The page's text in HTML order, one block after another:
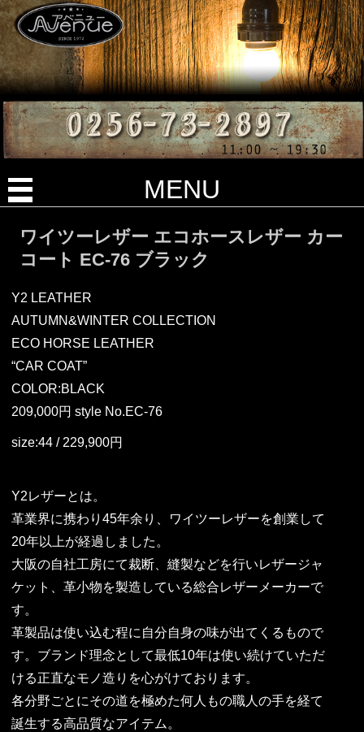
MENU
ワイツーレザー エコホースレザー カー
コート EC-76 ブラック
Y2 LEATHER
AUTUMN&WINTER COLLECTION
ECO HORSE LEATHER
“CAR COAT”
COLOR:BLACK
209,000円 style No.EC-76
size:44 / 229,900円
Y2レザーとは。
革業界に携わり45年余り、ワイツーレザーを創業して
20年以上が経過しました。
大阪の自社工房にて裁断、縫製などを行いレザージャ
ケット、革小物を製造している総合レザーメーカーで
す。
革製品は使い込む程に自分自身の味が出てくるもので
す。ブランド理念として最低10年は使い続けていただ
ける正直なモノ造りを心がけております。
各分野ごとにその道を極めた何人もの職人の手を経て
誕生する高品質なアイテム。